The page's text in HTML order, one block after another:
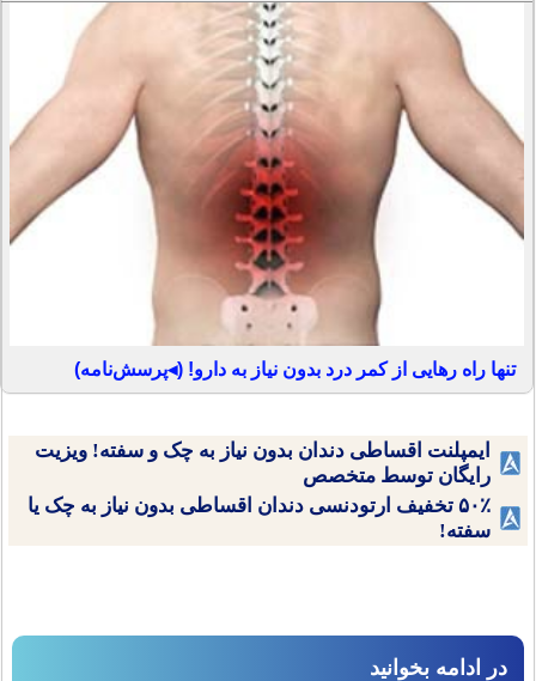
تنها راه رهایی از کمر درد بدون نیاز به دارو! (◂پرسش‌نامه)
ایمپلنت اقساطی دندان بدون نیاز به چک و سفته! ویزیت
رایگان توسط متخصص
۵۰٪ تخفیف ارتودنسی دندان اقساطی بدون نیاز به چک یا
سفته!
در ادامه بخوانید